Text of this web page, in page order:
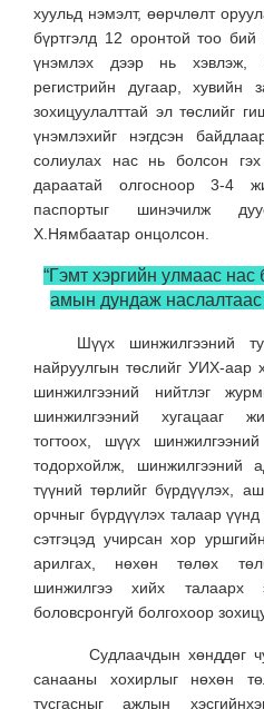
хуульд нэмэлт, өөрчлөлт
бүртгэлд 12 оронтой тоо бий
үнэмлэх дээр нь хэвлэж,
регистрийн дугаар, хувийн
зохицуулалттай эл төслийг
үнэмлэхийг нэгдсэн
солиулах нас нь болсон
дараатай олгосноор 3-4
паспортыг шинэчилж
Х.Нямбаатар онцолсон.
“Гэмт хэргийн улмаас
амын дундаж наслалтаас
Шүүх шинжилгээний
найруулгын төслийг УИХ-аар
шинжилгээний нийтлэг
шинжилгээний хугацааг
тогтоох, шүүх
тодорхойлж, шинжилгээний
түүний төрлийг бүрдүүлэх,
орчныг бүрдүүлэх талаар
сэтгэцэд учирсан хор
арилгах, нөхөн төлөх
шинжилгээ хийх талаарх
боловсронгуй болгохоор
Судлаачдын хөнддөг
санааны хохирлыг нөхөн
тусгасныг ажлын